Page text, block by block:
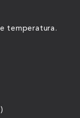
temperatura.